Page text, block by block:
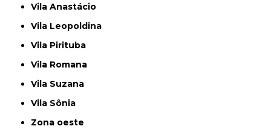
Vila Anastácio
Vila Leopoldina
Vila Pirituba
Vila Romana
Vila Suzana
Vila Sônia
Zona oeste